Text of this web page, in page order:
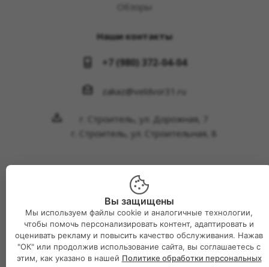
Обзоры
Наши контакты
+7 (980) 372-04-04
zakaz@veldvor31.ru
г. Строитель, ул. Дорожная, 7
г. Строитель, ул. Строительная, 8
2026 © Интернет-магазин Великий двор
Вы защищены
Мы используем файлы cookie и аналогичные технологии,
чтобы помочь персонализировать контент, адаптировать и
оценивать рекламу и повысить качество обслуживания. Нажав
"ОК" или продолжив использование сайта, вы соглашаетесь с
этим, как указано в нашей Политике обработки персональных